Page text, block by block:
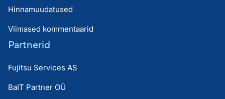
Hinnamuudatused
Viimased kommentaarid
Partnerid
Fujitsu Services AS
BaIT Partner OÜ